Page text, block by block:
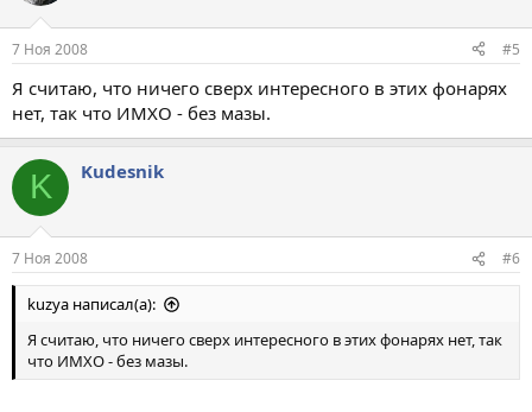
7 Ноя 2008 #5
Я считаю, что ничего сверх интересного в этих фонарях
нет, так что ИМХО - без мазы.
K Kudesnik
7 Ноя 2008 #6
kuzya написал(а):
Я считаю, что ничего сверх интересного в этих фонарях нет, так
что ИМХО - без мазы.